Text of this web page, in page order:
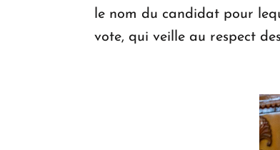
le nom du candidat pour
vote, qui veille au respect